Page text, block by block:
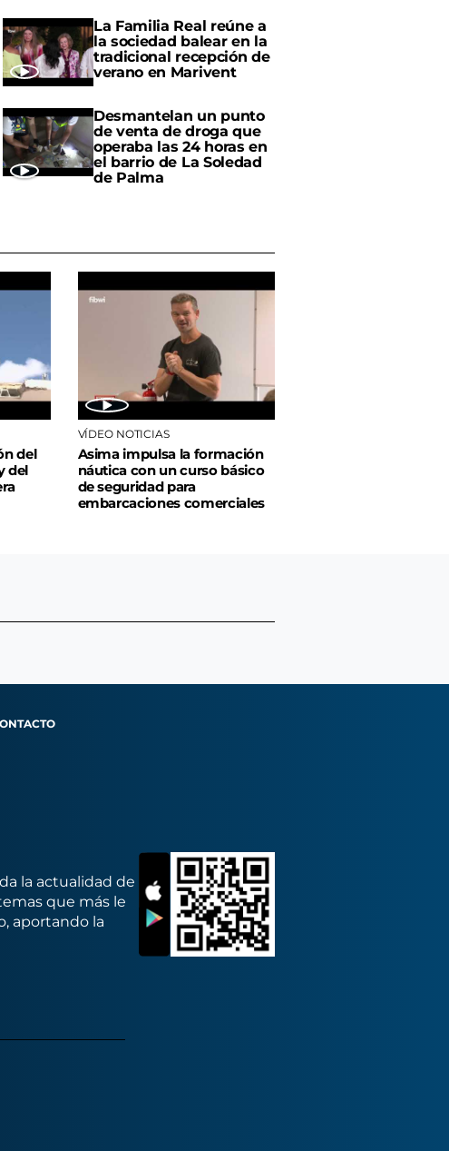
La Familia Real reúne a
la sociedad balear en la
tradicional recepción de
verano en Marivent
Desmantelan un punto
de venta de droga que
operaba las 24 horas en
el barrio de La Soledad
de Palma
del
del
VÍDEO NOTICIAS
Asima impulsa la formación
náutica con un curso básico
de seguridad para
embarcaciones comerciales
la actualidad de
que más le
aportando la